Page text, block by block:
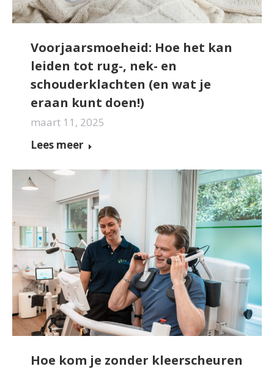
Voorjaarsmoeheid: Hoe het kan
leiden tot rug-, nek- en
schouderklachten (en wat je
eraan kunt doen!)
maart 11, 2025
Lees meer
Hoe kom je zonder kleerscheuren